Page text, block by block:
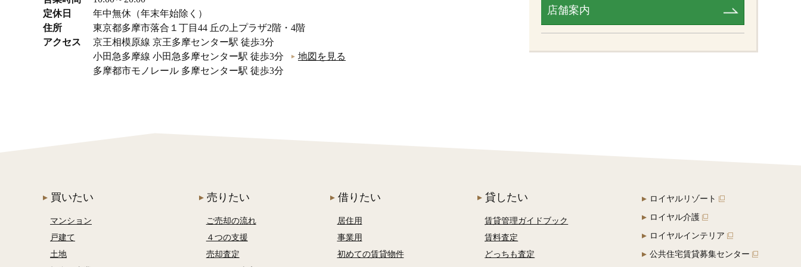
本日
3日以内
1週間以内
画像・動画あり
定休日
年中無休（年末年始除く）
住所
東京都多摩市落合１丁目44 丘の上プラザ2階・4階
アクセス
京王相模原線 京王多摩センター駅 徒歩3分
小田急多摩線 小田急多摩センター駅 徒歩3分
多摩都市モノレール 多摩センター駅 徒歩3分
地図を見る
店舗案内
買いたい
マンション
戸建て
土地
売りたい
ご売却の流れ
４つの支援
売却査定
借りたい
居住用
事業用
初めての賃貸物件
貸したい
賃貸管理ガイドブック
賃料査定
どっちも査定
ロイヤルリゾート
ロイヤル介護
ロイヤルインテリア
公共住宅賃貸募集センター